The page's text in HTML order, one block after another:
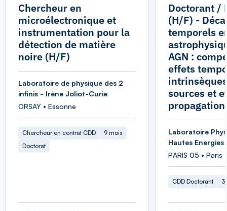
Chercheur en
microélectronique et
instrumentation pour la
détection de matière
noire (H/F)
Laboratoire de physique des 2
infinis - Irène Joliot-Curie
ORSAY • Essonne
Chercheur en contrat CDD
9 mois
Doctorat
Doctorant /
(H/F) -
temporels
AGN :
effets
sources et
propagation
Laboratoire
Hautes Energies
PARIS 05 • Paris
CDD Doctorant